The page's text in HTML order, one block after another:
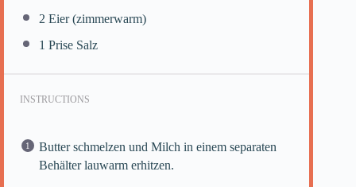
2 Eier (zimmerwarm)
1 Prise Salz
INSTRUCTIONS
Butter schmelzen und Milch in einem separaten
Behälter lauwarm erhitzen.